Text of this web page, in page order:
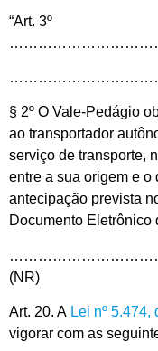
“Art. 3º
§ 2º O Vale-Pedágio
ao transportador
serviço de transporte,
entre a sua origem e o
antecipação prevista
Documento Eletrônico
(NR)
Art. 20. A Lei nº
vigorar com as